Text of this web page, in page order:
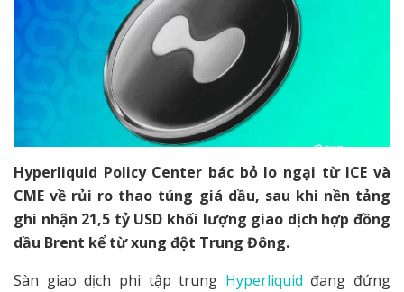
Hyperliquid Policy Center bác bỏ lo ngại từ ICE và
CME về rủi ro thao túng giá dầu, sau khi nền tảng
ghi nhận 21,5 tỷ USD khối lượng giao dịch hợp đồng
dầu Brent kể từ xung đột Trung Đông.
Sàn giao dịch phi tập trung Hyperliquid đang đứng